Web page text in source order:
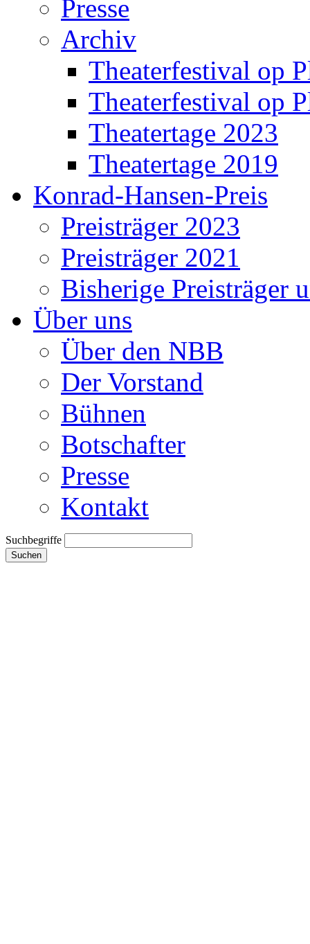
Presse
Archiv
Theaterfestival op
Theaterfestival op
Theatertage 2023
Theatertage 2019
Konrad-Hansen-Preis
Preisträger 2023
Preisträger 2021
Bisherige Preisträger
Über uns
Über den NBB
Der Vorstand
Bühnen
Botschafter
Presse
Kontakt
Suchbegriffe
Suchen